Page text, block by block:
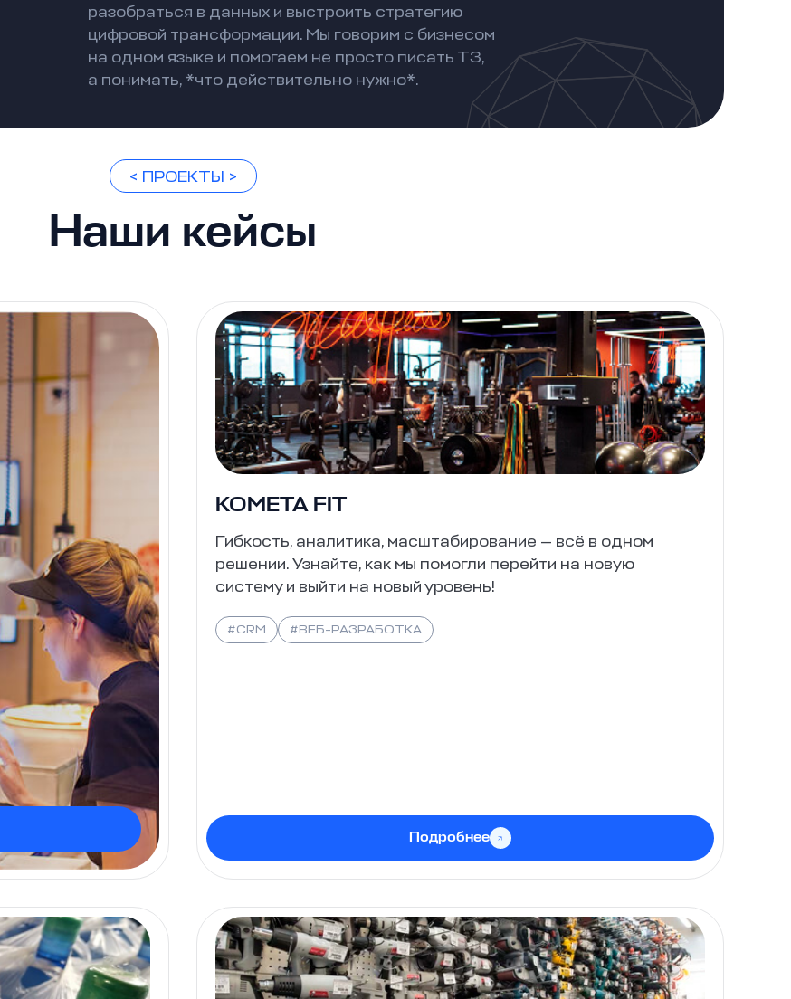
разобраться в данных и выстроить стратегию
цифровой трансформации. Мы говорим с бизнесом
на одном языке и помогаем не просто писать ТЗ,
а понимать, *что действительно нужно*.
< ПРОЕКТЫ >
Наши кейсы
KOMETA FIT
Гибкость, аналитика, масштабирование — всё в одном
решении. Узнайте, как мы помогли перейти на новую
систему и выйти на новый уровень!
#CRM #ВЕБ-РАЗРАБОТКА
Подробнее